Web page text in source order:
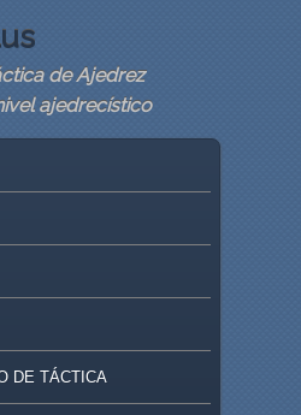
de Ajedrez
ajedrecístico
CONTENT
CONTENT
DE TÁCTICA